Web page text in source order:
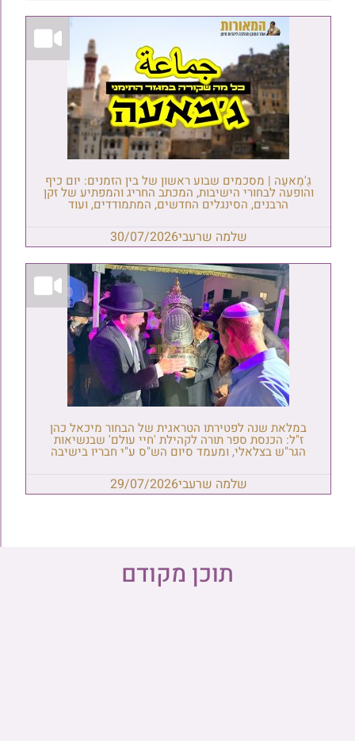
גַ'מַאעַה | מסכמים שבוע ראשון של בין הזמנים: יום כיף
והופעה לבחורי הישיבות, המכתב החריג והמפתיע של זקן
הרבנים, הסינגלים החדשים, המתמודדים, ועוד
שלמה שרעבי30/07/2026
במלאת שנה לפטירתו הטראגית של הבחור מיכאל כהן
ז"ל: הכנסת ספר תורה לקהילת 'חיי עולם' שבנשיאות
הגר"ש בצלאלי, ומעמד סיום הש"ס ע"י חבריו בישיבה
שלמה שרעבי29/07/2026
תוכן מקודם